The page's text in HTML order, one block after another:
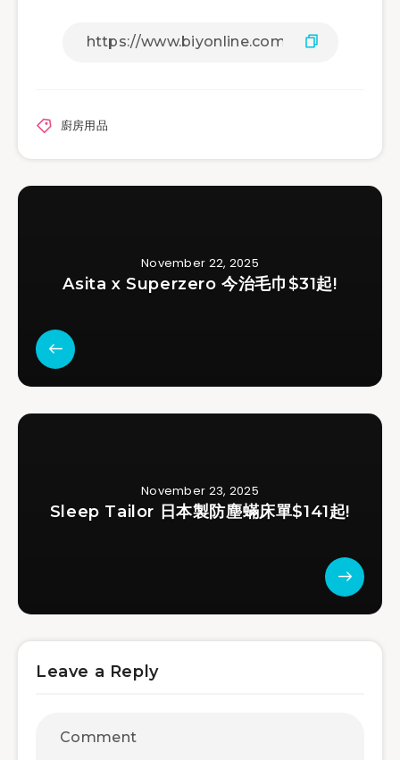
廚房用品
November 22, 2025
Asita x Superzero 今治毛巾$31起!
November 23, 2025
Sleep Tailor 日本製防塵蟎床單$141起!
Leave a Reply